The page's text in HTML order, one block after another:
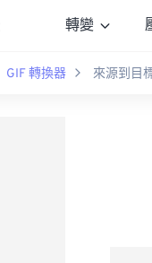
轉變
GIF 轉換器 來源到目